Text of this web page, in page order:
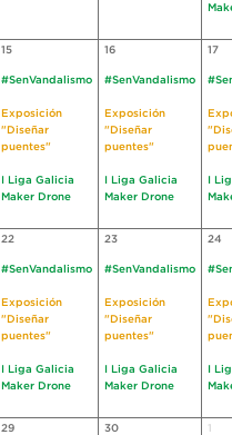
15
#SenVandalismo
Exposición
"Diseñar
puentes"
I Liga Galicia
Maker Drone
16
#SenVandalismo
Exposición
"Diseñar
puentes"
I Liga Galicia
Maker Drone
17
I
22
#SenVandalismo
Exposición
"Diseñar
puentes"
I Liga Galicia
Maker Drone
23
#SenVandalismo
Exposición
"Diseñar
puentes"
I Liga Galicia
Maker Drone
24
I
29 30